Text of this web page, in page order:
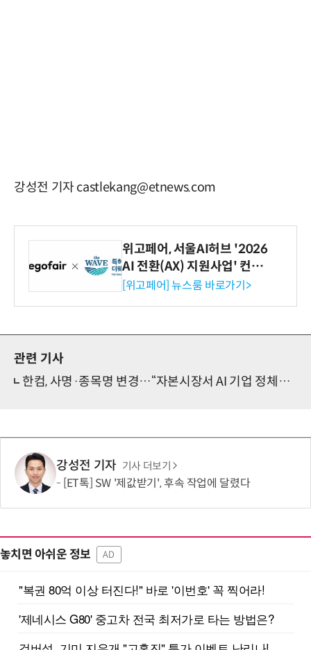
강성전 기자 castlekang@etnews.com
위고페어, 서울AI허브 '2026
AI 전환(AX) 지원사업' 컨소
시엄 선정
[위고페어] 뉴스룸 바로가기>
관련 기사
한컴, 사명·종목명 변경…“자본시장서 AI 기업 정체성 각인”
강성전 기자 기사 더보기
[ET톡] SW '제값받기', 후속 작업에 달렸다
놓치면 아쉬운 정보 AD